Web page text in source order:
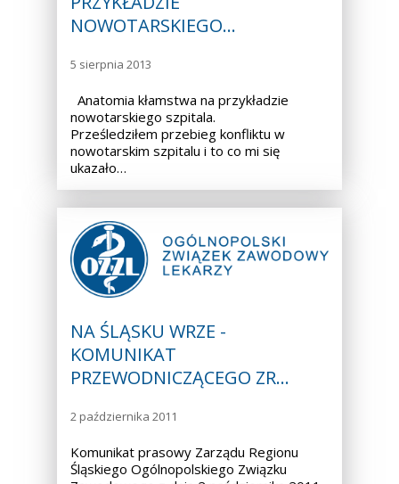
NOWOTARSKIEGO…
5 sierpnia 2013
Anatomia kłamstwa na przykładzie
nowotarskiego szpitala.
Prześledziłem przebieg konfliktu w
nowotarskim szpitalu i to co mi się
ukazało…
NA ŚLĄSKU WRZE -
KOMUNIKAT
PRZEWODNICZĄCEGO ZR…
2 października 2011
Komunikat prasowy Zarządu Regionu
Śląskiego Ogólnopolskiego Związku